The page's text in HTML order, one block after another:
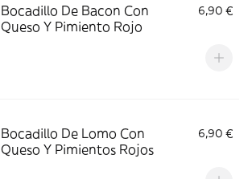
Bocadillo De Bacon Con
Queso Y Pimiento Rojo
6,90 €
Bocadillo De Lomo Con
Queso Y Pimientos Rojos
6,90 €